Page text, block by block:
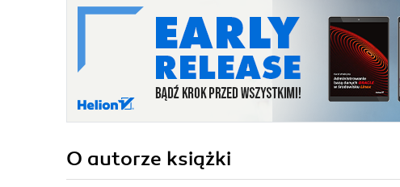
O autorze książki